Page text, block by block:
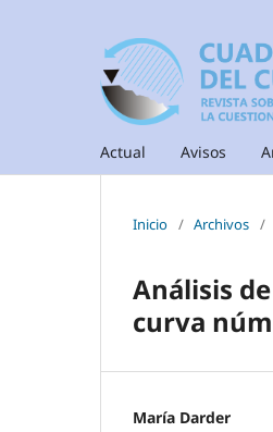
Actual Avisos
Inicio / Archivos /
Análisis
curva
María Darder